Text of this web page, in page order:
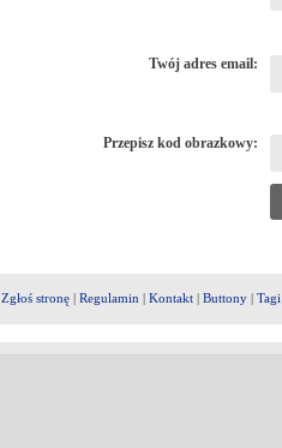
Twój adres email:
Przepisz kod obrazkowy:
Zgłoś stronę Regulamin Kontakt Buttony Tagi